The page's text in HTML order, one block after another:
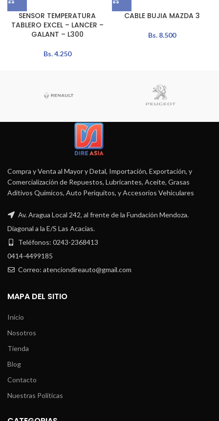
SENSOR TEMPERATURA
TABLERO EXCEL – LANCER –
GALANT – L300
Bs.4.250
CABLE BUJIA MAZDA 3
Bs.8.500
Compra y Venta al Mayor y Detal, Importación, Exportación, y
Comercialización de Repuestos, Lubricantes, Aceite, Grasas
Aditivos Químicos, Auto Periquitos, y Accesorios Vehiculares
Av. Aragua Local 242, al frente de la Fundación Mendoza.
Diagonal a la E/S Las Acacias.
Teléfonos: 0243-2368413
0414-4499185
Correo: atenciondireauto@gmail.com
MAPA DEL SITIO
Inicio
Nosotros
Tienda
Blog
Contacto
Nuestras Políticas